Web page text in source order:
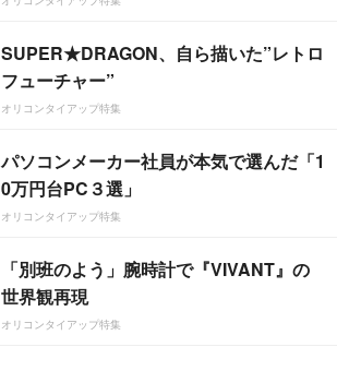
SUPER★DRAGON、自ら描いた”レトロ
フューチャー”
オリコンタイアップ特集
パソコンメーカー社員が本気で選んだ「1
0万円台PC３選」
オリコンタイアップ特集
「別班のよう」腕時計で『VIVANT』の
世界観再現
オリコンタイアップ特集